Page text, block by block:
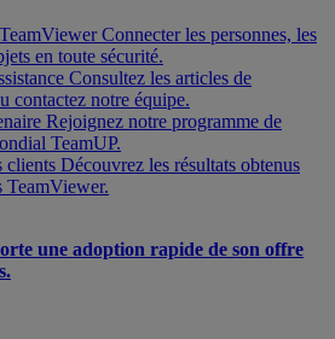
Connecter les personnes, les
en toute sécurité.
Consultez les articles de
contactez notre équipe.
Rejoignez notre programme de
TeamUP.
clients Découvrez les résultats obtenus
TeamViewer.
une adoption rapide de son offre